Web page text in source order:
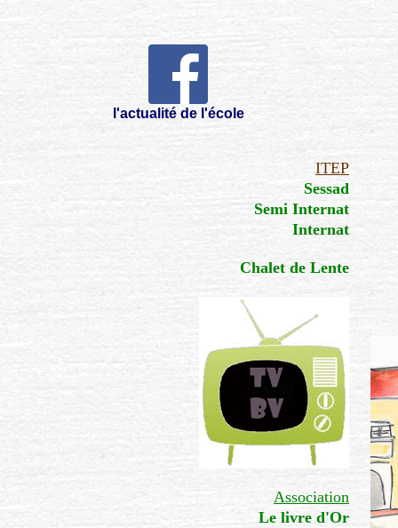
l'actualité de l'école
ITEP
Sessad
Semi Internat
Internat
Chalet de Lente
Association
Le livre d'Or